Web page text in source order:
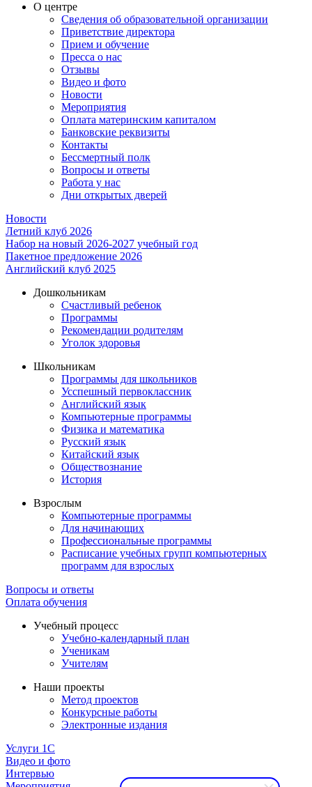
О центре
Сведения об образовательной организации
Приветствие директора
Прием и обучение
Пресса о нас
Отзывы
Видео и фото
Новости
Мероприятия
Оплата материнским капиталом
Банковские реквизиты
Контакты
Бессмертный полк
Вопросы и ответы
Работа у нас
Дни открытых дверей
Новости
Летний клуб 2026
Набор на новый 2026-2027 учебный год
Пакетное предложение 2026
Английский клуб 2025
Дошкольникам
Счастливый ребенок
Программы
Рекомендации родителям
Уголок здоровья
Школьникам
Программы для школьников
Усспешный первоклассник
Английский язык
Компьютерные программы
Физика и математика
Русский язык
Китайский язык
Обществознание
История
Взрослым
Компьютерные программы
Для начинающих
Профессиональные программы
Расписание учебных групп компьютерных
программ для взрослых
Вопросы и ответы
Оплата обучения
Учебный процесс
Учебно-календарный план
Ученикам
Учителям
Наши проекты
Метод проектов
Конкурсные работы
Электронные издания
Услуги 1C
Видео и фото
Интервью